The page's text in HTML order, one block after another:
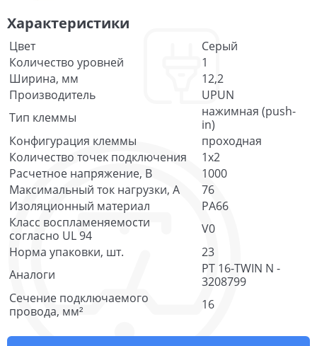
Характеристики
Цвет
Серый
Количество уровней
1
Ширина, мм
12,2
Производитель
UPUN
Тип клеммы
нажимная (push-
in)
Конфигурация клеммы
проходная
Количество точек подключения
1x2
Расчетное напряжение, В
1000
Максимальный ток нагрузки, А
76
Изоляционный материал
PA66
Класс воспламеняемости
согласно UL 94
V0
Норма упаковки, шт.
23
Аналоги
PT 16-TWIN N -
3208799
Сечение подключаемого
провода, мм²
16